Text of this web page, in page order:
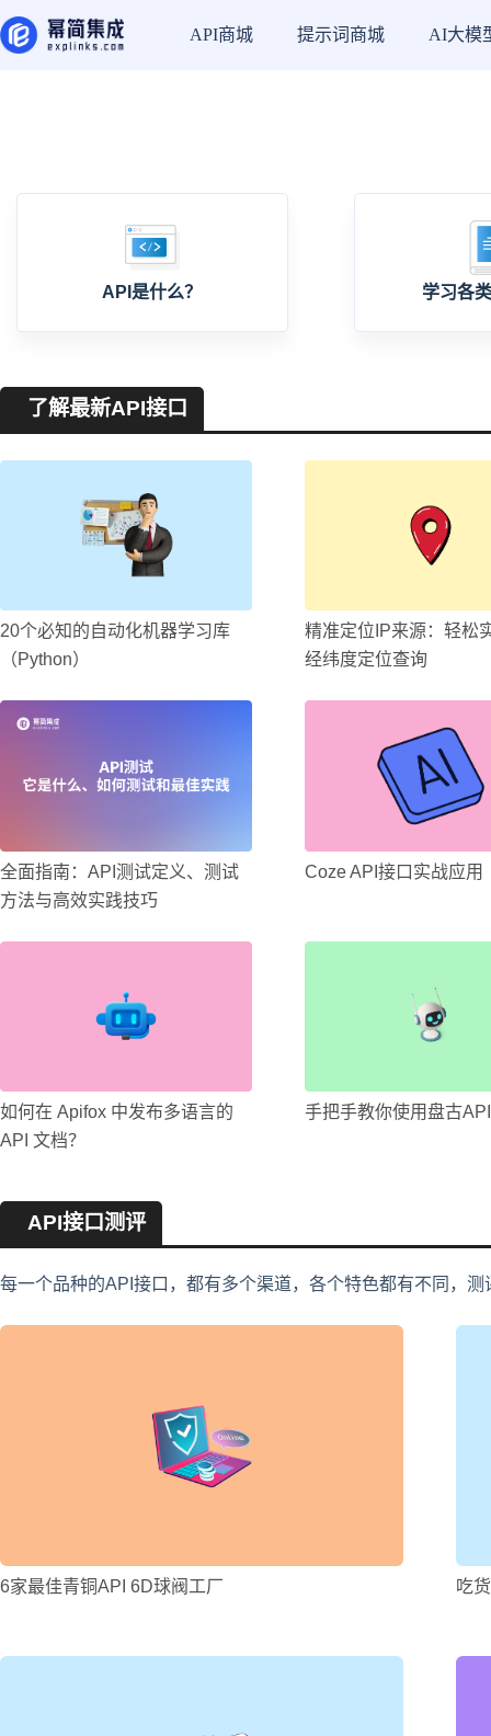
API商城 提示词商城 AI大模
API是什么？ 学习各
了解最新API接口
20个必知的自动化机器学习库
（Python）
精准定位IP来源：轻松
经纬度定位查询
全面指南：API测试定义、测试
方法与高效实践技巧
Coze API接口实战应用
如何在 Apifox 中发布多语言的
API 文档？
手把手教你使用盘古API
API接口测评
每一个品种的API接口，都有多个渠道，各个特色都有不同，
6家最佳青铜API 6D球阀工厂 吃